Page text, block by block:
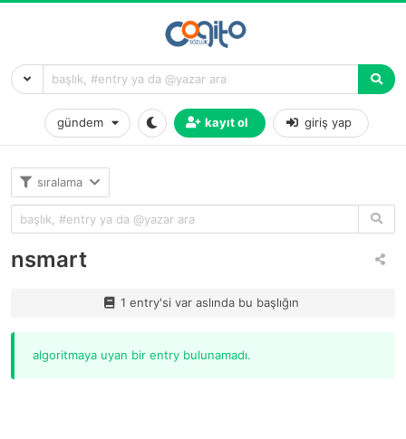
gündem kayıt ol giriş yap
sıralama
nsmart
1 entry'si var aslında bu başlığın
algoritmaya uyan bir entry bulunamadı.